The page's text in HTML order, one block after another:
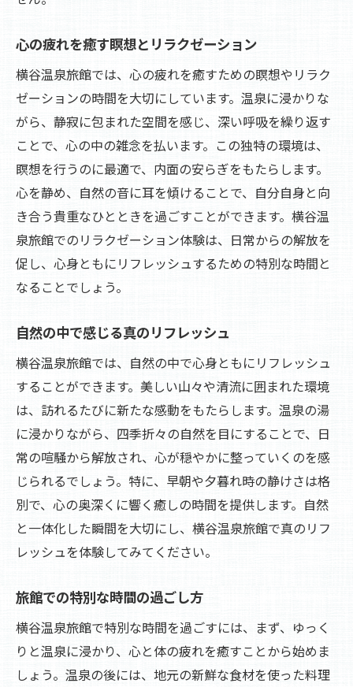
心の疲れを癒す瞑想とリラクゼーション
横谷温泉旅館では、心の疲れを癒すための瞑想やリラク
ゼーションの時間を大切にしています。温泉に浸かりな
がら、静寂に包まれた空間を感じ、深い呼吸を繰り返す
ことで、心の中の雑念を払います。この独特の環境は、
瞑想を行うのに最適で、内面の安らぎをもたらします。
心を静め、自然の音に耳を傾けることで、自分自身と向
き合う貴重なひとときを過ごすことができます。横谷温
泉旅館でのリラクゼーション体験は、日常からの解放を
促し、心身ともにリフレッシュするための特別な時間と
なることでしょう。
自然の中で感じる真のリフレッシュ
横谷温泉旅館では、自然の中で心身ともにリフレッシュ
することができます。美しい山々や清流に囲まれた環境
は、訪れるたびに新たな感動をもたらします。温泉の湯
に浸かりながら、四季折々の自然を目にすることで、日
常の喧騒から解放され、心が穏やかに整っていくのを感
じられるでしょう。特に、早朝や夕暮れ時の静けさは格
別で、心の奥深くに響く癒しの時間を提供します。自然
と一体化した瞬間を大切にし、横谷温泉旅館で真のリフ
レッシュを体験してみてください。
旅館での特別な時間の過ごし方
横谷温泉旅館で特別な時間を過ごすには、まず、ゆっく
りと温泉に浸かり、心と体の疲れを癒すことから始めま
しょう。温泉の後には、地元の新鮮な食材を使った料理